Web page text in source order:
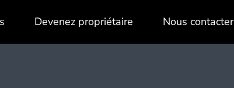
Devenez propriétaire Nous contacter